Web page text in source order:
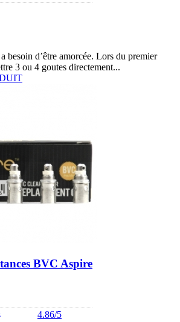
besoin d’être amorcée. Lors du premier
3 ou 4 goutes directement...
BVC Aspire
4.86/5